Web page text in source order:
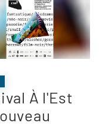
À l'Est